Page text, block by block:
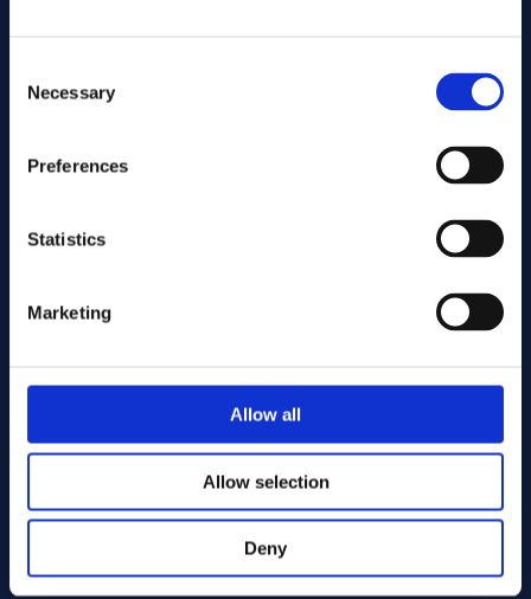
Selection
Necessary
Preferences
Statistics
Marketing
Allow all
Allow selection
Deny
Cutting services